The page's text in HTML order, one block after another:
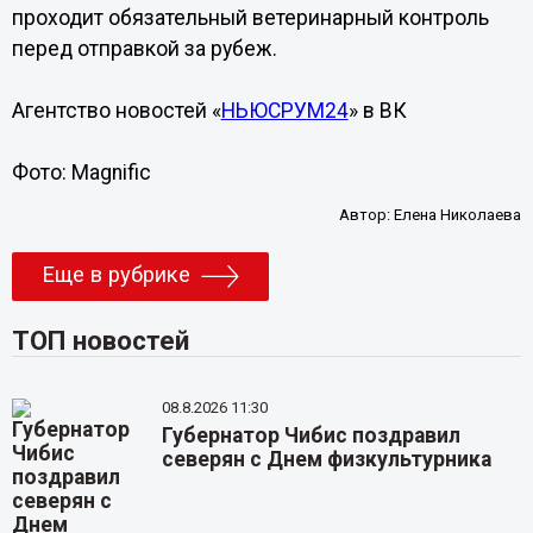
проходит обязательный ветеринарный контроль
перед отправкой за рубеж.
Агентство новостей «НЬЮСРУМ24» в ВК
Фото: Magnific
Автор:Елена Николаева
Еще в рубрике
ТОП новостей
08.8.2026 11:30
Губернатор Чибис поздравил
северян с Днем физкультурника